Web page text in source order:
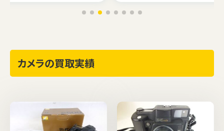
カメラの買取実績